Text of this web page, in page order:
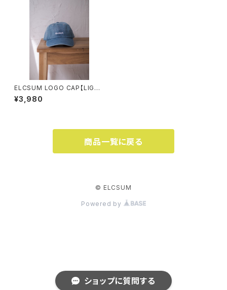
ショップに質問する
ELCSUM LOGO CAP【LIGHT
BLUE】
¥3,980
商品一覧に戻る
© ELCSUM
Powered by